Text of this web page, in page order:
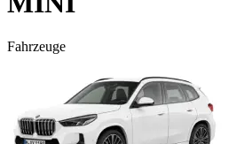
Fahrzeuge